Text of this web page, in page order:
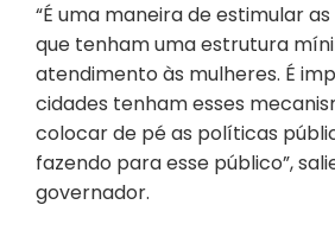
“É uma maneira de estimular
que tenham uma estrutura
atendimento às mulheres. É
cidades tenham esses
colocar de pé as políticas
fazendo para esse público”,
governador.